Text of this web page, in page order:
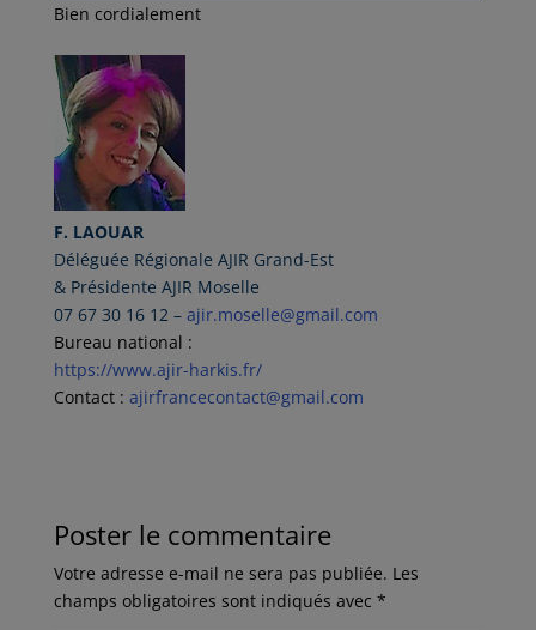
Bien cordialement
F. LAOUAR
Déléguée Régionale AJIR Grand-Est
& Présidente AJIR Moselle
07 67 30 16 12 – ajir.moselle@gmail.com
Bureau national :
https://www.ajir-harkis.fr/
Contact : ajirfrancecontact@gmail.com
Poster le commentaire
Votre adresse e-mail ne sera pas publiée. Les
champs obligatoires sont indiqués avec *